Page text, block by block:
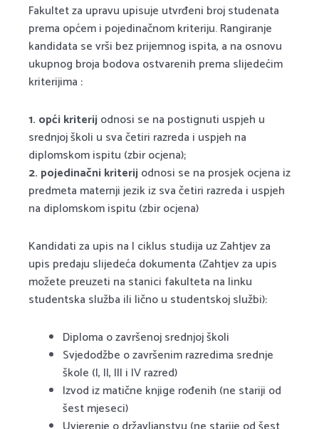
Fakultet za upravu upisuje utvrđeni broj studenata
prema općem i pojedinačnom kriteriju. Rangiranje
kandidata se vrši bez prijemnog ispita, a na osnovu
ukupnog broja bodova ostvarenih prema slijedećim
kriterijima :
1. opći kriterijodnosi se na postignuti uspjeh u
srednjoj školi u sva četiri razreda i uspjeh na
diplomskom ispitu (zbir ocjena);
2. pojedinačni kriterijodnosi se na prosjek ocjena iz
predmeta maternji jezik iz sva četiri razreda i uspjeh
na diplomskom ispitu (zbir ocjena)
Kandidati za upis na I ciklus studija uz Zahtjev za
upis predaju slijedeća dokumenta (Zahtjev za upis
možete preuzeti na stanici fakulteta na linku
studentska služba ili lično u studentskoj službi):
Diploma o završenoj srednjoj školi
Svjedodžbe o završenim razredima srednje
škole (I, II, III i IV razred)
Izvod iz matične knjige rođenih (ne stariji od
šest mjeseci)